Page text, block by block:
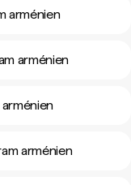
arménien
arménien
arménien